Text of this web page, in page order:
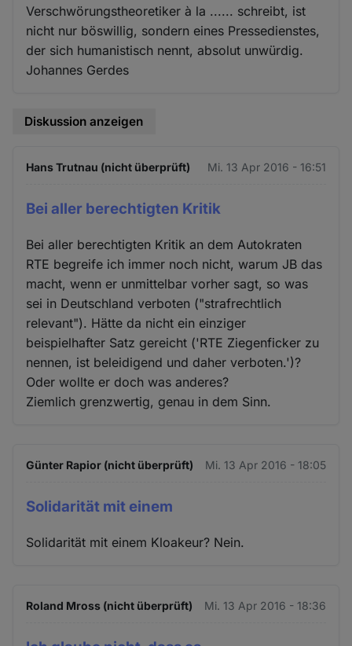
Verschwörungstheoretiker à la ...... schreibt, ist
nicht nur böswillig, sondern eines Pressedienstes,
der sich humanistisch nennt, absolut unwürdig.
Johannes Gerdes
Diskussion anzeigen
Hans Trutnau (nicht überprüft) Mi. 13 Apr 2016 - 16:51
Bei aller berechtigten Kritik
Bei aller berechtigten Kritik an dem Autokraten
RTE begreife ich immer noch nicht, warum JB das
macht, wenn er unmittelbar vorher sagt, so was
sei in Deutschland verboten ("strafrechtlich
relevant"). Hätte da nicht ein einziger
beispielhafter Satz gereicht ('RTE Ziegenficker zu
nennen, ist beleidigend und daher verboten.')?
Oder wollte er doch was anderes?
Ziemlich grenzwertig, genau in dem Sinn.
Günter Rapior (nicht überprüft) Mi. 13 Apr 2016 - 18:05
Solidarität mit einem
Solidarität mit einem Kloakeur? Nein.
Roland Mross (nicht überprüft) Mi. 13 Apr 2016 - 18:36